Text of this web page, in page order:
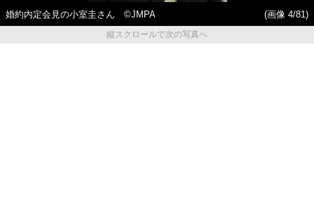
婚約内定会見の小室圭さん ©JMPA
(画像 4/81)
縦スクロールで次の写真へ